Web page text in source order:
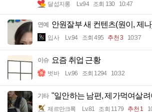
달섭지롱 Lv.94 조회 130 10:47
연예 안원잘부 새 컨텐츠(원이, 제
입사 Lv.94 조회 495 추천 3 10:37
이슈 요즘 취업 근황
벗바 Lv.96 조회 1294 10:32
기타 "일안하는 남편, 제가먹여살
제르만크록 Lv.81 조회 1179 추천 1